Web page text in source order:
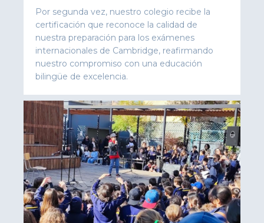
Por segunda vez, nuestro colegio recibe la
certificación que reconoce la calidad de
nuestra preparación para los exámenes
internacionales de Cambridge, reafirmando
nuestro compromiso con una educación
bilingüe de excelencia.